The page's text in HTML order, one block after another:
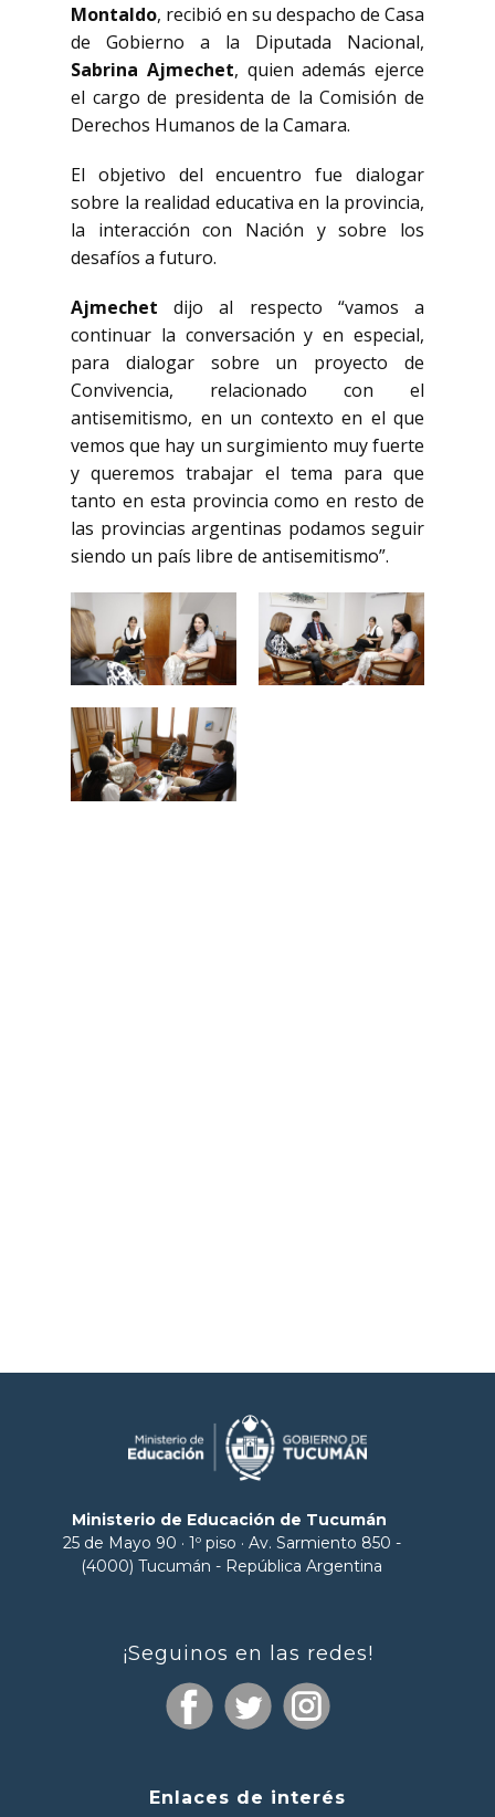
Montaldo, recibió en su despacho de Casa
de Gobierno a la Diputada Nacional,
Sabrina Ajmechet, quien además ejerce
el cargo de presidenta de la Comisión de
Derechos Humanos de la Camara.
El objetivo del encuentro fue dialogar
sobre la realidad educativa en la provincia,
la interacción con Nación y sobre los
desafíos a futuro.
Ajmechetdijo al respecto “vamos a
continuar la conversación y en especial,
para dialogar sobre un proyecto de
Convivencia, relacionado con el
antisemitismo, en un contexto en el que
vemos que hay un surgimiento muy fuerte
y queremos trabajar el tema para que
tanto en esta provincia como en resto de
las provincias argentinas podamos seguir
siendo un país libre de antisemitismo”.
Ministerio de Educación de Tucumán
25 de Mayo 90 · 1º piso · Av. Sarmiento 850 -
(4000) Tucumán - República Argentina
¡Seguinos en las redes!
Enlaces de interés